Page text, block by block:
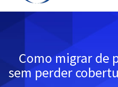
Como migrar de
sem perder